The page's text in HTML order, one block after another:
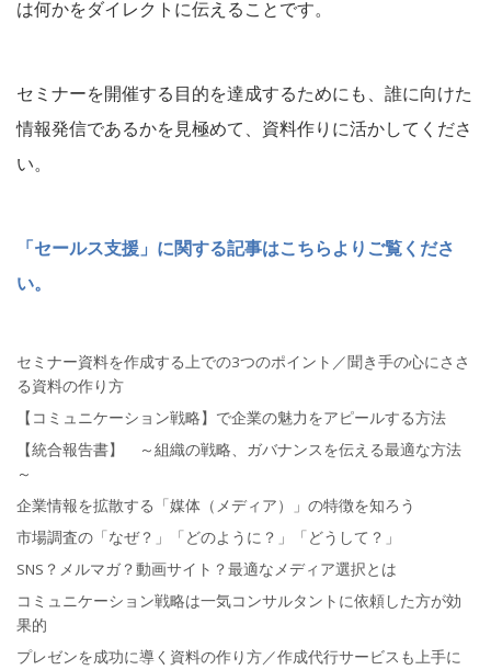
は何かをダイレクトに伝えることです。
セミナーを開催する目的を達成するためにも、誰に向けた
情報発信であるかを見極めて、資料作りに活かしてくださ
い。
「セールス支援」に関する記事はこちらよりご覧くださ
い。
セミナー資料を作成する上での3つのポイント／聞き手の心にささ
る資料の作り方
【コミュニケーション戦略】で企業の魅力をアピールする方法
【統合報告書】 ～組織の戦略、ガバナンスを伝える最適な方法
～
企業情報を拡散する「媒体（メディア）」の特徴を知ろう
市場調査の「なぜ？」「どのように？」「どうして？」
SNS？メルマガ？動画サイト？最適なメディア選択とは
コミュニケーション戦略は一気コンサルタントに依頼した方が効
果的
プレゼンを成功に導く資料の作り方／作成代行サービスも上手に